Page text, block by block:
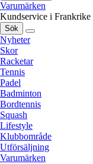
Varumärken
Kundservice i Frankrike
Sök
Nyheter
Skor
Racketar
Tennis
Padel
Badminton
Bordtennis
Squash
Lifestyle
Klubbområde
Utförsäljning
Varumärken